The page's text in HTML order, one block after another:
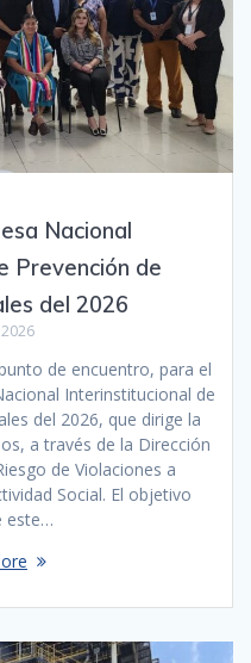
Nacional
Prevención de
del 2026
de encuentro, para el
Interinstitucional de
del 2026, que dirige la
a través de la Dirección
de Violaciones a
Social. El objetivo
este…